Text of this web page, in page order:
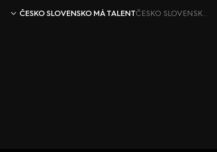
ČESKO SLOVENSKO MÁ TALENT ČESKO SLOVENSKO MÁ TALENT X (5) – Twerk Jasminy, Davida a Jakuba